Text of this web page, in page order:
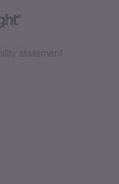
statement